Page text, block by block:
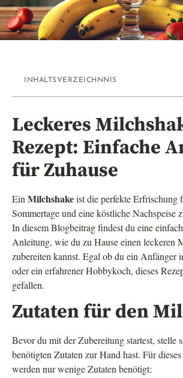
INHALTSVERZEICHNNIS
Leckeres
Rezept: Einfache
für Zuhause
Ein Milchshakeist die perfekte Erfrischung
Sommertage und eine köstliche Nachspeise
In diesem Blogbeitrag findest du eine
Anleitung, wie du zu Hause einen leckeren
zubereiten kannst. Egal ob du ein Anfänger
oder ein erfahrener Hobbykoch, dieses
gefallen.
Zutaten für den
Bevor du mit der Zubereitung startest, stelle
benötigten Zutaten zur Hand hast. Für
werden nur wenige Zutaten benötigt: